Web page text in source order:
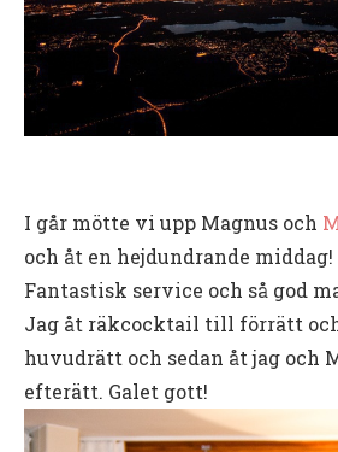
I går mötte vi upp Magnus och
och åt en hejdundrande
Fantastisk service och så god
Jag åt räkcocktail till förrätt
huvudrätt och sedan åt jag och
efterätt. Galet gott!